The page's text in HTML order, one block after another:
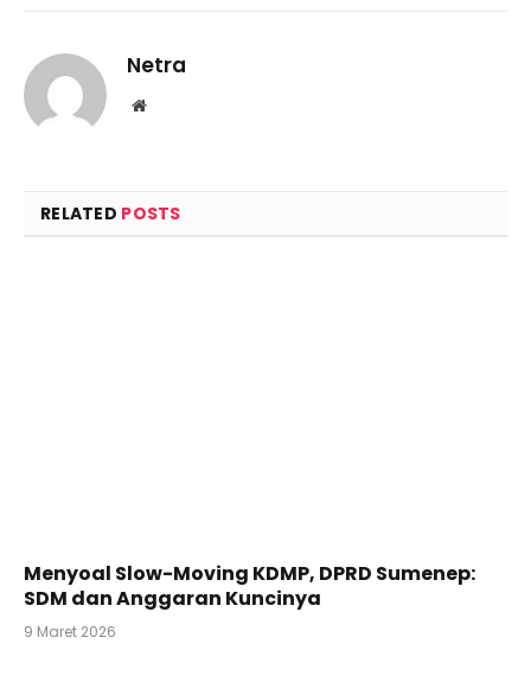
Netra
Website
RELATED POSTS
Menyoal Slow-Moving KDMP, DPRD Sumenep:
SDM dan Anggaran Kuncinya
9 Maret 2026